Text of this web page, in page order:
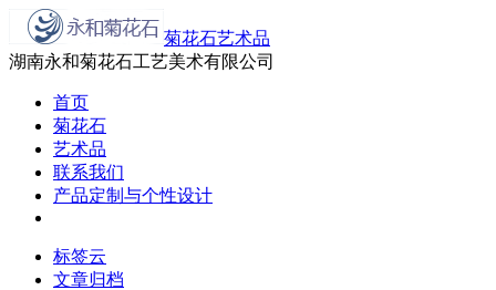
菊花石艺术品
湖南永和菊花石工艺美术有限公司
首页
菊花石
艺术品
联系我们
产品定制与个性设计
标签云
文章归档